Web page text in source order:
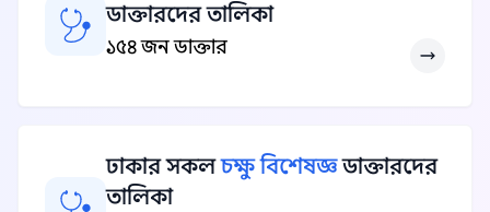
ডাক্তারদের তালিকা
১৫৪ জন ডাক্তার
ঢাকার সকলচক্ষু বিশেষজ্ঞডাক্তারদের
তালিকা